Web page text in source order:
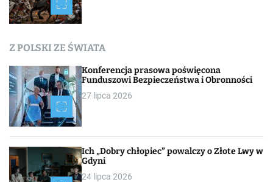
Z POLSKI ZE ŚWIATA
Konferencja prasowa poświęcona
Funduszowi Bezpieczeństwa i Obronności
27 lipca 2026
Ich „Dobry chłopiec” powalczy o Złote Lwy w
Gdyni
24 lipca 2026